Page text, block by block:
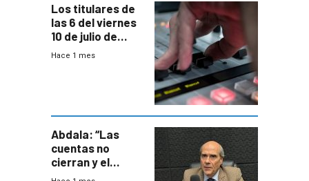
Los titulares de
las 6 del viernes
10 de julio de
2026
Hace 1 mes
Abdala: “Las
cuentas no
cierran y el
balance del